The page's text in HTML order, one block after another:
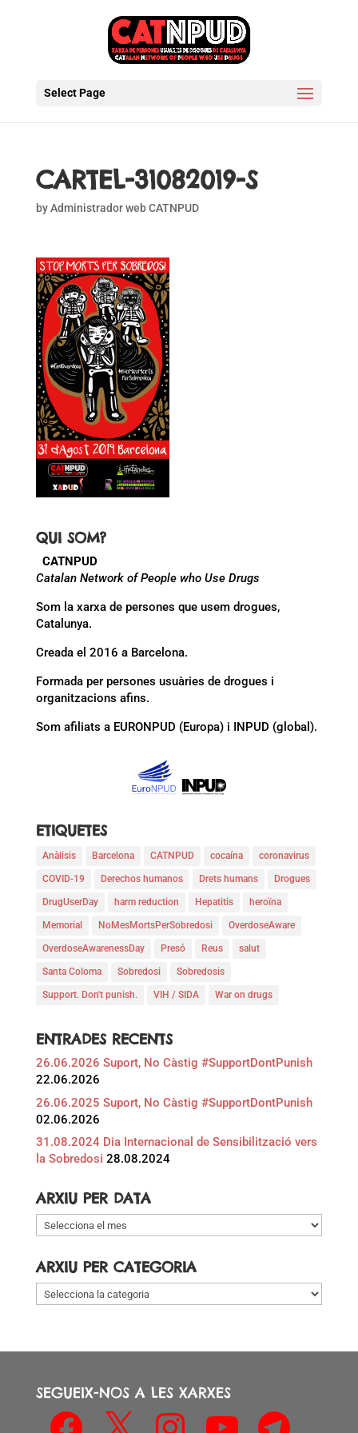
Select Page
CARTEL-31082019-S
byAdministrador web CATNPUD
QUI SOM?
CATNPUD
Catalan Network of People who Use Drugs
Som la xarxa de persones que usem drogues,
Catalunya.
Creada el 2016 a Barcelona.
Formada per persones usuàries de drogues i
organitzacions afins.
Som afiliats a EURONPUD (Europa) i INPUD (global).
ETIQUETES
Anàlisis Barcelona CATNPUD cocaína coronavirus
COVID-19 Derechos humanos Drets humans Drogues
DrugUserDay harm reduction Hepatitis heroïna
Memorial NoMesMortsPerSobredosi OverdoseAware
OverdoseAwarenessDay Presó Reus salut
Santa Coloma Sobredosi Sobredosis
Support. Don't punish. VIH / SIDA War on drugs
ENTRADES RECENTS
26.06.2026 Suport, No Càstig #SupportDontPunish
22.06.2026
26.06.2025 Suport, No Càstig #SupportDontPunish
02.06.2026
31.08.2024 Dia Internacional de Sensibilització vers
la Sobredosi 28.08.2024
ARXIU PER DATA
Arxiu
per
ARXIU PER CATEGORIA
Arxiu
per
SEGUEIX-NOS A LES XARXES
Facebook Instagram Telegram